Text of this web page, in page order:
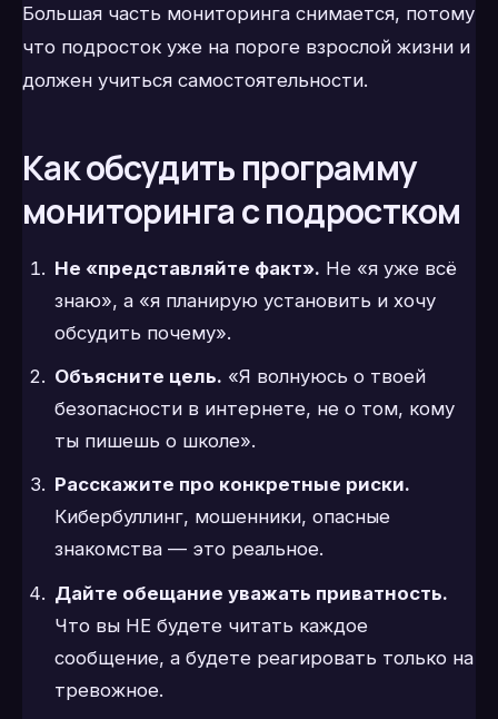
Большая часть мониторинга снимается, потому
что подросток уже на пороге взрослой жизни и
должен учиться самостоятельности.
Как обсудить программу
мониторинга с подростком
Не «представляйте факт». Не «я уже всё
знаю», а «я планирую установить и хочу
обсудить почему».
Объясните цель. «Я волнуюсь о твоей
безопасности в интернете, не о том, кому
ты пишешь о школе».
Расскажите про конкретные риски.
Кибербуллинг, мошенники, опасные
знакомства — это реальное.
Дайте обещание уважать приватность.
Что вы НЕ будете читать каждое
сообщение, а будете реагировать только на
тревожное.